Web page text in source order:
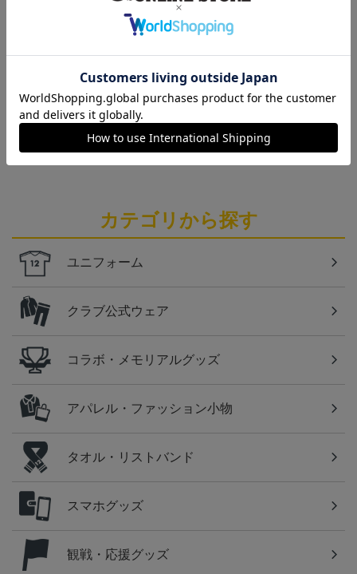
ギラヴァンツ北九州のユニフォームを着て試合を応
援しよう！
北九州
ギラヴァンツ北九州のすべてのグッズをチェックし
たい方に！全グッズ一覧はこちら！
カテゴリから探す
ユニフォーム
クラブ公式ウェア
コラボ・メモリアルグッズ
アパレル・ファッション小物
タオル・リストバンド
スマホグッズ
観戦・応援グッズ